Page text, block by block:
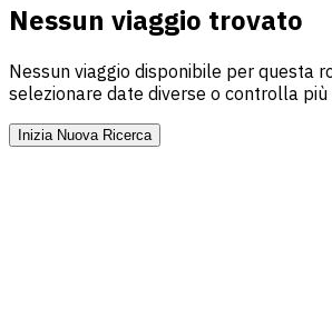
Nessun viaggio trovato
Nessun viaggio disponibile per questa
selezionare date diverse o controlla più
Inizia Nuova Ricerca